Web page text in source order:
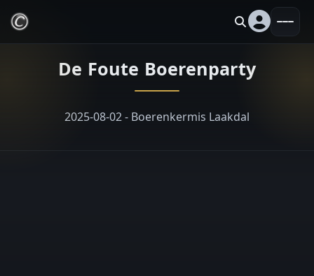
De Foute Boerenparty
2025-08-02 - Boerenkermis Laakdal